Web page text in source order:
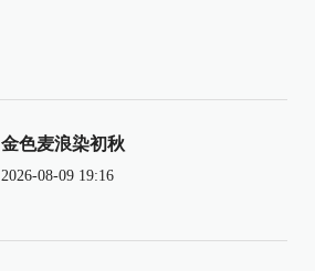
金色麦浪染初秋
2026-08-09 19:16